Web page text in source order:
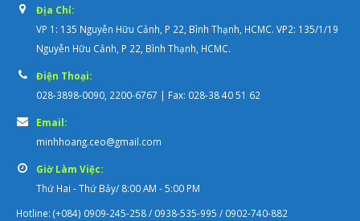
Địa Chỉ:
VP 1: 135 Nguyễn Hữu Cảnh, P 22, Bình Thạnh, HCMC. VP2: 135/1/19
Nguyễn Hữu Cảnh, P 22, Bình Thạnh, HCMC.
Điện Thoại:
028-3898-0090, 2200-6767 | Fax: 028-38 40 51 62
Email:
minhhoang.ceo@gmail.com
Giờ Làm Việc:
Thứ Hai - Thứ Bảy/ 8:00 AM - 5:00 PM
Hotline: (+084) 0909-245-258 / 0938-535-995 / 0902-740-882